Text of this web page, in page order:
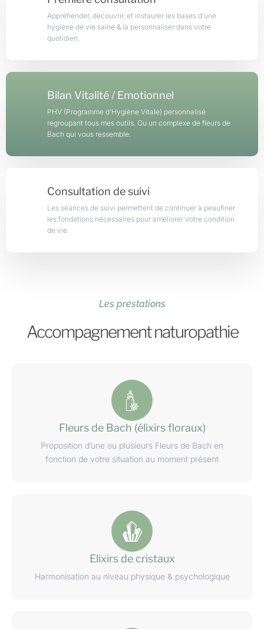
Appréhender, découvrir, et instaurer les bases d’une
hygiène de vie saine & la personnaliser dans votre
quotidien.
Bilan Vitalité / Emotionnel
PHV (Programme d’Hygiène Vitale) personnalisé
regroupant tous mes outils. Ou un complexe de fleurs de
Bach qui vous ressemble.
Consultation de suivi
Les séances de suivi permettent de continuer à peaufiner
les fondations nécessaires pour améliorer votre condition
de vie.
Les préstations
Accompagnement naturopathie
Fleurs de Bach (élixirs floraux)
Proposition d’une ou plusieurs Fleurs de Bach en
fonction de votre situation au moment présent
Elixirs de cristaux
Harmonisation au niveau physique & psychologique